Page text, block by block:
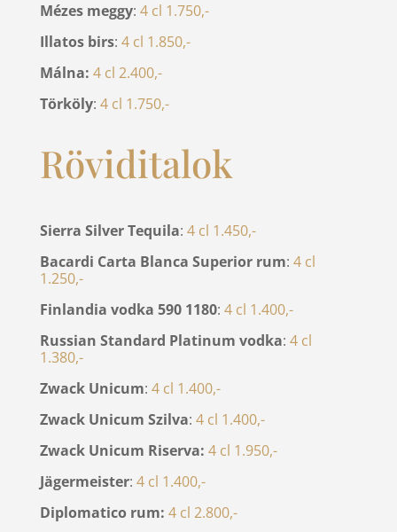
Mézes meggy: 4 cl 1.750,-
Illatos birs: 4 cl 1.850,-
Málna: 4 cl 2.400,-
Törköly: 4 cl 1.750,-
Röviditalok
Sierra Silver Tequila: 4 cl 1.450,-
Bacardi Carta Blanca Superior rum: 4 cl
1.250,-
Finlandia vodka 590 1180: 4 cl 1.400,-
Russian Standard Platinum vodka: 4 cl
1.380,-
Zwack Unicum: 4 cl 1.400,-
Zwack Unicum Szilva: 4 cl 1.400,-
Zwack Unicum Riserva: 4 cl 1.950,-
Jägermeister: 4 cl 1.400,-
Diplomatico rum: 4 cl 2.800,-